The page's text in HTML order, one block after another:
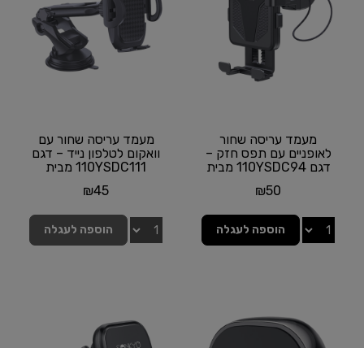
מעמד עריסה שחור
לאופניים עם תפס חזק –
דגם 110YSDC94 מבית
₪50
הוספה לעגלה
מעמד עריסה שחור עם
וואקום לטלפון נייד – דגם
110YSDC111 מבית
₪45
הוספה לעגלה